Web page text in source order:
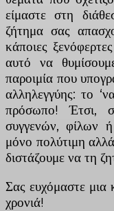
είμαστε στη
ζήτημα σας
κάποιες
αυτό να
παροιμία που
αλληλεγγύης: το
πρόσωπο! Έτσι,
συγγενών, φίλων ή
μόνο πολύτιμη
διστάζουμε να τη
Σας ευχόμαστε μια
χρονιά!